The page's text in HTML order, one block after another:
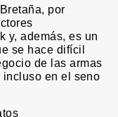
por
y, además, es un
se hace difícil
de las armas
en el seno